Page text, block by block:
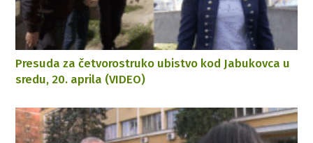
Presuda za četvorostruko ubistvo kod Jabukovca u
sredu, 20. aprila (VIDEO)